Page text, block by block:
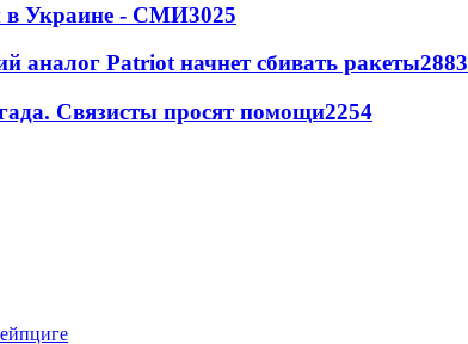
в Украине - СМИ3025
аналог Patriot начнет сбивать ракеты2883
Связисты просят помощи2254